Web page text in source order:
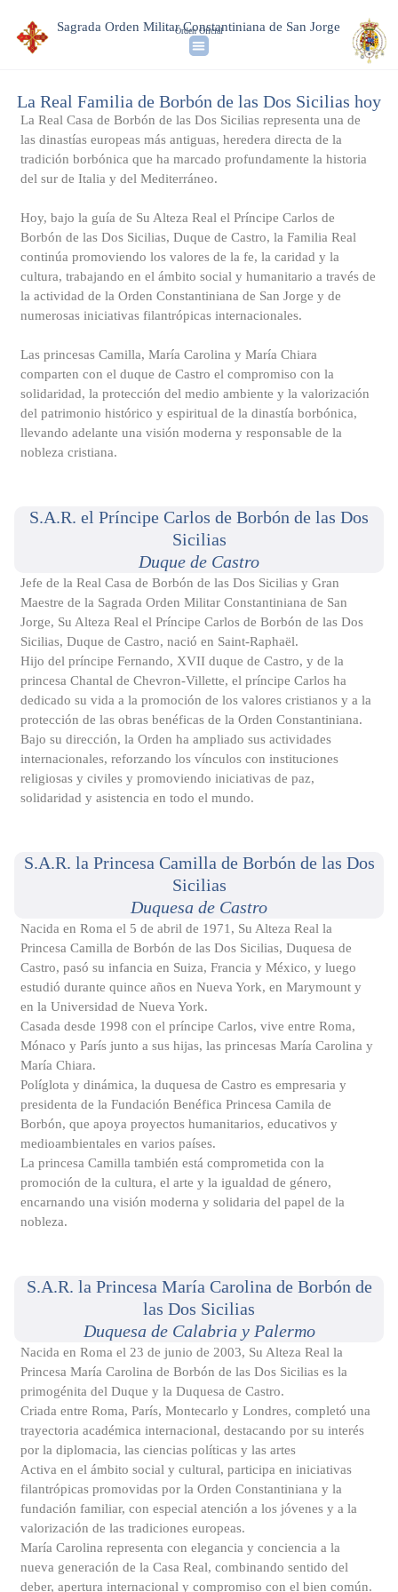
Sagrada Orden Militar Constantiniana de San Jorge
Orden Oficial
La Real Familia de Borbón de las Dos Sicilias hoy
La Real Casa de Borbón de las Dos Sicilias representa una de
las dinastías europeas más antiguas, heredera directa de la
tradición borbónica que ha marcado profundamente la historia
del sur de Italia y del Mediterráneo.
Hoy, bajo la guía de Su Alteza Real el Príncipe Carlos de
Borbón de las Dos Sicilias, Duque de Castro, la Familia Real
continúa promoviendo los valores de la fe, la caridad y la
cultura, trabajando en el ámbito social y humanitario a través de
la actividad de la Orden Constantiniana de San Jorge y de
numerosas iniciativas filantrópicas internacionales.
Las princesas Camilla, María Carolina y María Chiara
comparten con el duque de Castro el compromiso con la
solidaridad, la protección del medio ambiente y la valorización
del patrimonio histórico y espiritual de la dinastía borbónica,
llevando adelante una visión moderna y responsable de la
nobleza cristiana.
S.A.R. el Príncipe Carlos de Borbón de las Dos
Sicilias
Duque de Castro
Jefe de la Real Casa de Borbón de las Dos Sicilias y Gran
Maestre de la Sagrada Orden Militar Constantiniana de San
Jorge, Su Alteza Real el Príncipe Carlos de Borbón de las Dos
Sicilias, Duque de Castro, nació en Saint-Raphaël.
Hijo del príncipe Fernando, XVII duque de Castro, y de la
princesa Chantal de Chevron-Villette, el príncipe Carlos ha
dedicado su vida a la promoción de los valores cristianos y a la
protección de las obras benéficas de la Orden Constantiniana.
Bajo su dirección, la Orden ha ampliado sus actividades
internacionales, reforzando los vínculos con instituciones
religiosas y civiles y promoviendo iniciativas de paz,
solidaridad y asistencia en todo el mundo.
S.A.R. la Princesa Camilla de Borbón de las Dos
Sicilias
Duquesa de Castro
Nacida en Roma el 5 de abril de 1971, Su Alteza Real la
Princesa Camilla de Borbón de las Dos Sicilias, Duquesa de
Castro, pasó su infancia en Suiza, Francia y México, y luego
estudió durante quince años en Nueva York, en Marymount y
en la Universidad de Nueva York.
Casada desde 1998 con el príncipe Carlos, vive entre Roma,
Mónaco y París junto a sus hijas, las princesas María Carolina y
María Chiara.
Políglota y dinámica, la duquesa de Castro es empresaria y
presidenta de la Fundación Benéfica Princesa Camila de
Borbón, que apoya proyectos humanitarios, educativos y
medioambientales en varios países.
La princesa Camilla también está comprometida con la
promoción de la cultura, el arte y la igualdad de género,
encarnando una visión moderna y solidaria del papel de la
nobleza.
S.A.R. la Princesa María Carolina de Borbón de
las Dos Sicilias
Duquesa de Calabria y Palermo
Nacida en Roma el 23 de junio de 2003, Su Alteza Real la
Princesa María Carolina de Borbón de las Dos Sicilias es la
primogénita del Duque y la Duquesa de Castro.
Criada entre Roma, París, Montecarlo y Londres, completó una
trayectoria académica internacional, destacando por su interés
por la diplomacia, las ciencias políticas y las artes
Activa en el ámbito social y cultural, participa en iniciativas
filantrópicas promovidas por la Orden Constantiniana y la
fundación familiar, con especial atención a los jóvenes y a la
valorización de las tradiciones europeas.
María Carolina representa con elegancia y conciencia a la
nueva generación de la Casa Real, combinando sentido del
deber, apertura internacional y compromiso con el bien común.